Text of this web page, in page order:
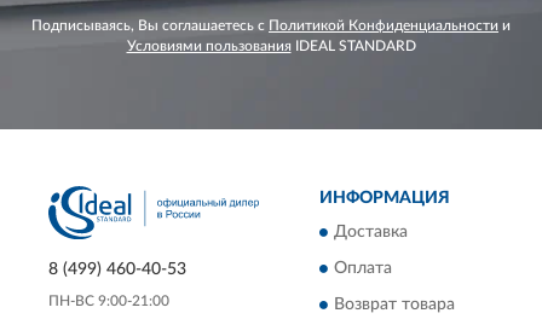
Подписываясь, Вы соглашаетесь с Политикой Конфиденциальности и
Условиями пользования IDEAL STANDARD
8 (499) 460-40-53
ПН-ВС 9:00-21:00
ИНФОРМАЦИЯ
Доставка
Оплата
Возврат товара